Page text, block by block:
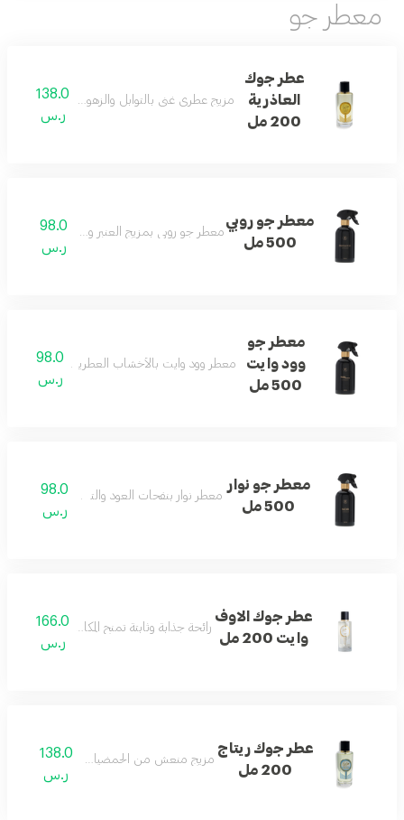
معطر جو
عطر جوك
العاذرية
200 مل
مزيج عطري غني بالتوابل والزهور والأخشاب
138.0
ر.س
معطر جو روبي
500 مل
معطر جو روبي بمزيج العنبر وزهرة البرتقال
98.0
ر.س
معطر جو
وود وايت
500 مل
معطر وود وايت بالأخشاب العطرية والخزامى
98.0
ر.س
معطر جو نوار
500 مل
معطر نوار بنفحات العود والتوباكو لأجواء راقية.
98.0
ر.س
عطر جوك الاوف
وايت 200 مل
رائحة جذابة وثابتة تمنح المكان لمسة من الرقي
166.0
ر.س
عطر جوك ريتاج
200 مل
مزيج منعش من الحمضيات والزهور والمسك.
138.0
ر.س